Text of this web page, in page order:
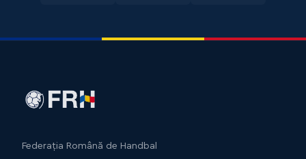
Federația Română de Handbal